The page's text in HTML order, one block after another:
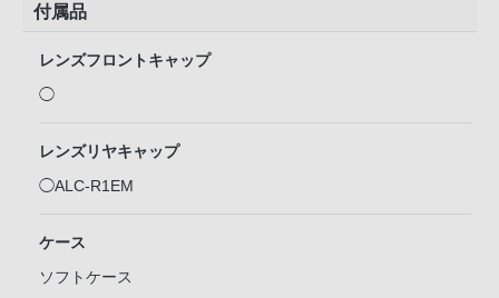
付属品
レンズフロントキャップ
◯
レンズリヤキャップ
◯ALC-R1EM
ケース
ソフトケース